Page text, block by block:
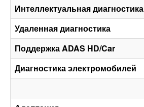
Интеллектуальная диагностика
Удаленная диагностика
Поддержка ADAS HD/Car
Диагностика электромобилей